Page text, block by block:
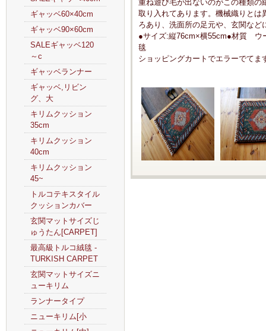
ギャッベ60×40cm
ギャッベ90×60cm
SALEギャッベ120
～c
ギャッベランナー
ギャッベ,リビン
グ、大
キリムクッション
35cm
キリムクッション
40cm
キリムクッション
45~
トルコテキスタイル
クッションカバー
玄関マットサイズじ
ゅうたん[CARPET]
最高級トルコ絨毯 -
TURKISH CARPET
玄関マットサイズニ
ューキリム
ランナータイプ
ニューキリム[小
重ね遊び毛が出ないのがこの種類
取り入れてあります。機械織りと
ろあり、洗面所の足元や、玄関など
●サイズ:縦76cm×横55cm●材質 ウ
毯
ショッピングカートでエラーでて